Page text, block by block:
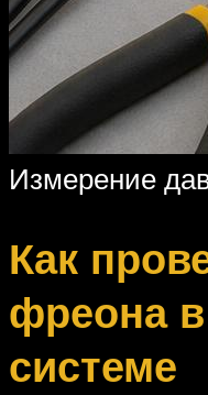
Измерение
Как
фреона
системе